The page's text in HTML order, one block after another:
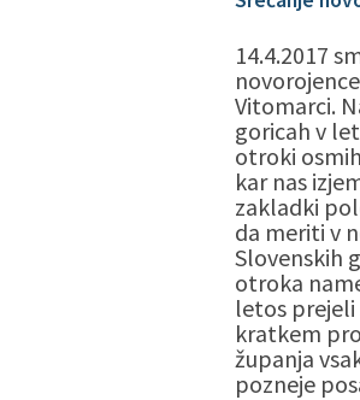
14.4.2017
Vitomarci.
goricah v
otroki
kar nas
zakladki
da meriti v
Slovenskih
otroka
letos
kratkem
županja
pozneje